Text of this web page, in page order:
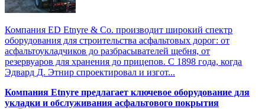
Компания ED Etnyre & Co. производит широкий спектр
оборудования для строительства асфальтовых дорог: от
асфальтоукладчиков до разбрасывателей щебня, от
резервуаров для хранения до прицепов. С 1898 года, когда
Эдвард Д. Этнир спроектировал и изгот...
Компания Etnyre предлагает ключевое оборудование для
укладки и обслуживания асфальтового покрытия